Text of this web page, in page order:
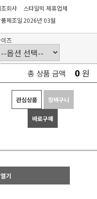
회사
스타일빅 제휴업체
제조일 2026년 03월
즈
총 상품 금액 0 원
관심상품 장바구니
바로구매
기